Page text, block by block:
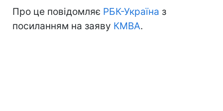
Про це повідомляє РБК-Україна з
посиланням на заяву КМВА.